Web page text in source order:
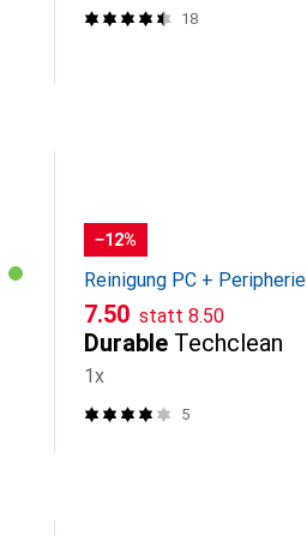
18
−12%
Reinigung PC + Peripherie
CHF
7.50 statt CHF
8.50
Durable Techclean
1x
5